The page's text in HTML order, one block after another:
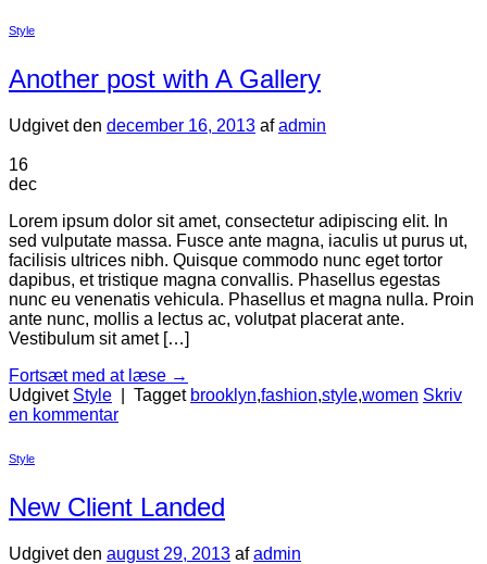
Style
Another post with A Gallery
Udgivet den december 16, 2013 afadmin
16
dec
Lorem ipsum dolor sit amet, consectetur adipiscing elit. In
sed vulputate massa. Fusce ante magna, iaculis ut purus ut,
facilisis ultrices nibh. Quisque commodo nunc eget tortor
dapibus, et tristique magna convallis. Phasellus egestas
nunc eu venenatis vehicula. Phasellus et magna nulla. Proin
ante nunc, mollis a lectus ac, volutpat placerat ante.
Vestibulum sit amet […]
Fortsæt med at læse →
Udgivet Style Tagget brooklyn,fashion,style,women Skriv
en kommentar
Style
New Client Landed
Udgivet den august 29, 2013 afadmin